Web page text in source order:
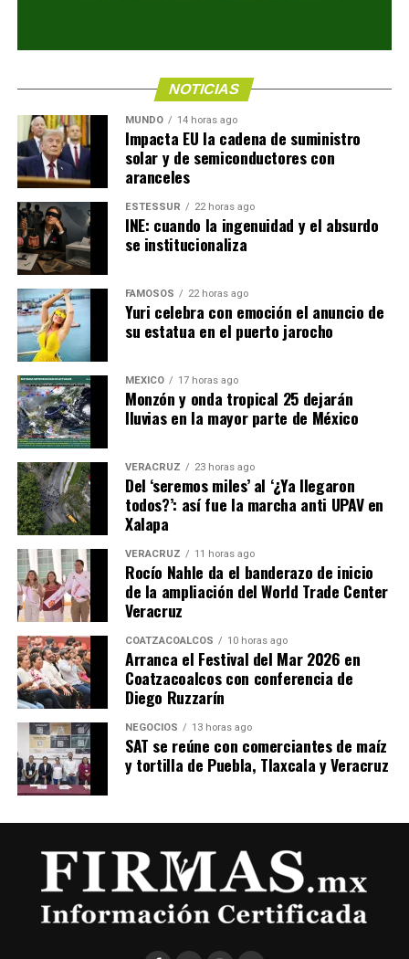
NOTICIAS
MUNDO 14 horas ago
Impacta EU la cadena de suministro
solar y de semiconductores con
aranceles
ESTESSUR 22 horas ago
INE: cuando la ingenuidad y el absurdo
se institucionaliza
FAMOSOS 22 horas ago
Yuri celebra con emoción el anuncio de
su estatua en el puerto jarocho
MÉXICO 17 horas ago
Monzón y onda tropical 25 dejarán
lluvias en la mayor parte de México
VERACRUZ 23 horas ago
Del ‘seremos miles’ al ‘¿Ya llegaron
todos?’: así fue la marcha anti UPAV en
Xalapa
VERACRUZ 11 horas ago
Rocío Nahle da el banderazo de inicio
de la ampliación del World Trade Center
Veracruz
COATZACOALCOS 10 horas ago
Arranca el Festival del Mar 2026 en
Coatzacoalcos con conferencia de
Diego Ruzzarín
NEGOCIOS 13 horas ago
SAT se reúne con comerciantes de maíz
y tortilla de Puebla, Tlaxcala y Veracruz